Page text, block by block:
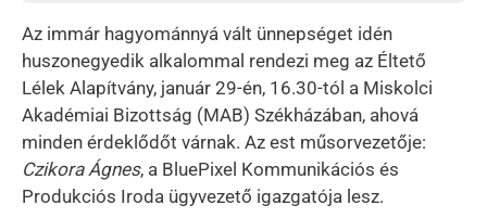
Az immár hagyománnyá vált ünnepséget idén
huszonegyedik alkalommal rendezi meg az Éltető
Lélek Alapítvány, január 29-én, 16.30-tól a Miskolci
Akadémiai Bizottság (MAB) Székházában, ahová
minden érdeklődőt várnak. Az est műsorvezetője:
Czikora Ágnes, a BluePixel Kommunikációs és
Produkciós Iroda ügyvezető igazgatója lesz.